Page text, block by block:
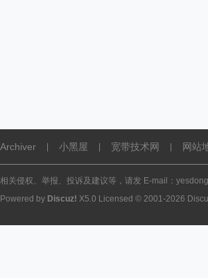
Archiver 小黑屋 宽带技术网 网站
相关侵权、举报、投诉及建议等，请发 E-mail：
Powered by Discuz! X5.0 Licensed © 2001-2026